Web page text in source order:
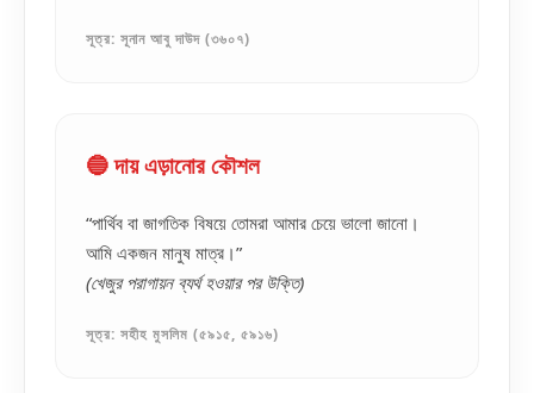
সূত্র: সূনান আবু দাউদ (৩৬০৭)
🔵 দায় এড়ানোর কৌশল
“পার্থিব বা জাগতিক বিষয়ে তোমরা আমার চেয়ে ভালো জানো।
আমি একজন মানুষ মাত্র।”
(খেজুর পরাগায়ন ব্যর্থ হওয়ার পর উক্তি)
সূত্র: সহীহ মুসলিম (৫৯১৫, ৫৯১৬)